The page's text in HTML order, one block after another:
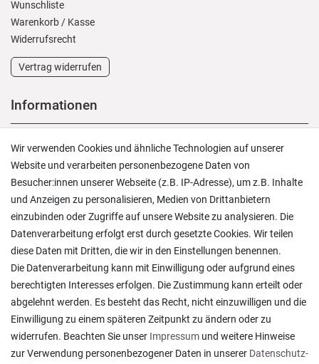
Wunschliste
Warenkorb / Kasse
Widerrufs­recht
Vertrag widerrufen
Informationen
Versand und Zahlung
Rücksendungen
Lieferung in die Schweiz
Pflegesymbole
Lagerverkauf
Ratgeber & News
Ein einfach toller Service - prompte Lieferung und
sogar mit Pflegehinweis!
Datum der Veröffentlichung: 05.08.2026
Datum der Kauferfahrung: 29.07.2026
Wir verwenden Cookies und ähnliche Technologien auf unserer
Website und verarbeiten personenbezogene Daten von
Besucher:innen unserer Webseite (z.B. IP-Adresse), um z.B. Inhalte
und Anzeigen zu personalisieren, Medien von Drittanbietern
einzubinden oder Zugriffe auf unsere Website zu analysieren. Die
Datenverarbeitung erfolgt erst durch gesetzte Cookies. Wir teilen
diese Daten mit Dritten, die wir in den Einstellungen benennen.
Die Datenverarbeitung kann mit Einwilligung oder aufgrund eines
berechtigten Interesses erfolgen. Die Zustimmung kann erteilt oder
abgelehnt werden. Es besteht das Recht, nicht einzuwilligen und die
Einwilligung zu einem späteren Zeitpunkt zu ändern oder zu
widerrufen. Beachten Sie unser Impressum und weitere Hinweise
zur Verwendung personenbezogener Daten in unserer Daten­schutz­